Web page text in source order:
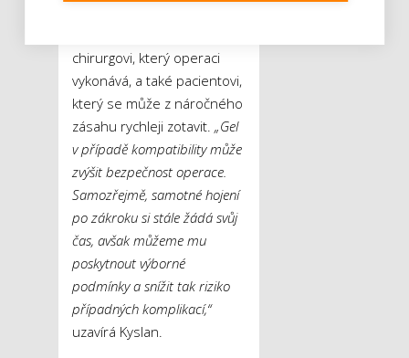
chirurgovi, který operaci
vykonává, a také pacientovi,
který se může z náročného
zásahu rychleji zotavit. „Gel
v případě kompatibility může
zvýšit bezpečnost operace.
Samozřejmě, samotné hojení
po zákroku si stále žádá svůj
čas, avšak můžeme mu
poskytnout výborné
podmínky a snížit tak riziko
případných komplikací,“
uzavírá Kyslan.